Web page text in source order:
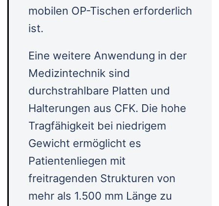
mobilen OP-Tischen erforderlich
ist.
Eine weitere Anwendung in der
Medizintechnik sind
durchstrahlbare Platten und
Halterungen aus CFK. Die hohe
Tragfähigkeit bei niedrigem
Gewicht ermöglicht es
Patientenliegen mit
freitragenden Strukturen von
mehr als 1.500 mm Länge zu